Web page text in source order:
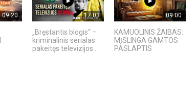
09:20 17:03
„Bręstantis blogis“ –
kriminalinis serialas
pakeitęs televizijos...
09:00
KAMUOLINIS ŽAIBAS:
MĮSLINGA GAMTOS
PASLAPTIS